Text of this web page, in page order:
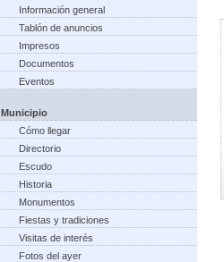
Información general
Tablón de anuncios
Impresos
Documentos
Eventos
Municipio
Cómo llegar
Directorio
Escudo
Historia
Monumentos
Fiestas y tradiciones
Visitas de interés
Fotos del ayer